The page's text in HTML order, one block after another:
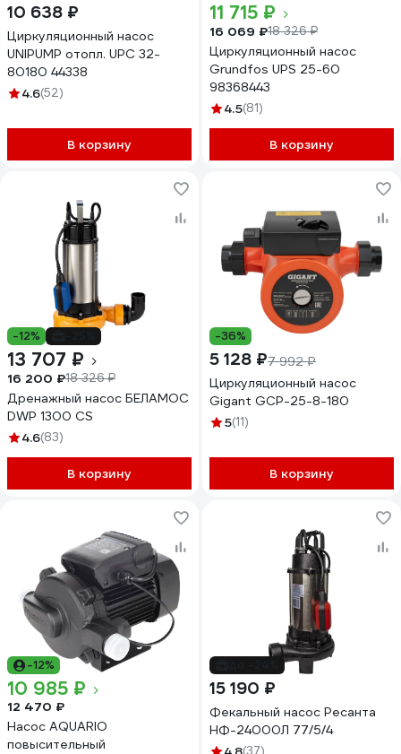
10 638 ₽
Циркуляционный насос
UNIPUMP отопл. UPС 32-
80180 44338
4.6(52)
В корзину
11 715 ₽
16 069 ₽18 326 ₽
Циркуляционный насос
Grundfos UPS 25-60
98368443
4.5(81)
В корзину
-12%
13 707 ₽
16 200 ₽18 326 ₽
Дренажный насос БЕЛАМОС
DWP 1300 CS
4.6(83)
В корзину
-36%
5 128 ₽7 992 ₽
Циркуляционный насос
Gigant GСP-25-8-180
5(11)
В корзину
-12%
10 985 ₽
12 470 ₽
Насос AQUARIO
повысительный
15 190 ₽
Фекальный насос Ресанта
НФ-24000Л 77/5/4
(37)